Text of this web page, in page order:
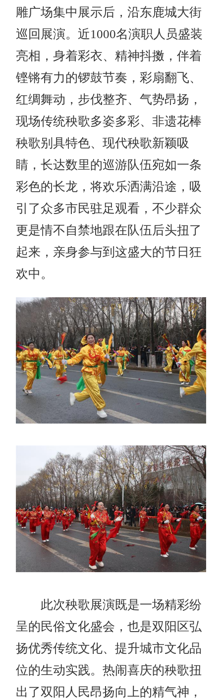
雕广场集中展示后，沿东鹿城大街
巡回展演。近1000名演职人员盛装
亮相，身着彩衣、精神抖擞，伴着
铿锵有力的锣鼓节奏，彩扇翻飞、
红绸舞动，步伐整齐、气势昂扬，
现场传统秧歌多姿多彩、非遗花棒
秧歌别具特色、现代秧歌新颖吸
睛，长达数里的巡游队伍宛如一条
彩色的长龙，将欢乐洒满沿途，吸
引了众多市民驻足观看，不少群众
更是情不自禁地跟在队伍后头扭了
起来，亲身参与到这盛大的节日狂
欢中。
此次秧歌展演既是一场精彩纷
呈的民俗文化盛会，也是双阳区弘
扬优秀传统文化、提升城市文化品
位的生动实践。热闹喜庆的秧歌扭
出了双阳人民昂扬向上的精气神，